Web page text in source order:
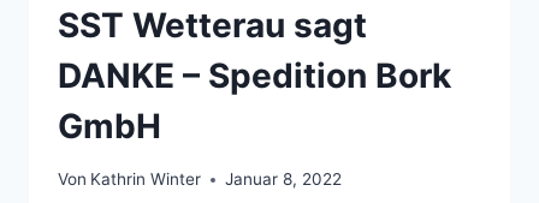
HEIZUNG
&
SANITÄR
SST Wetterau sagt
DANKE – Spedition Bork
GmbH
Von Kathrin Winter Januar 8, 2022